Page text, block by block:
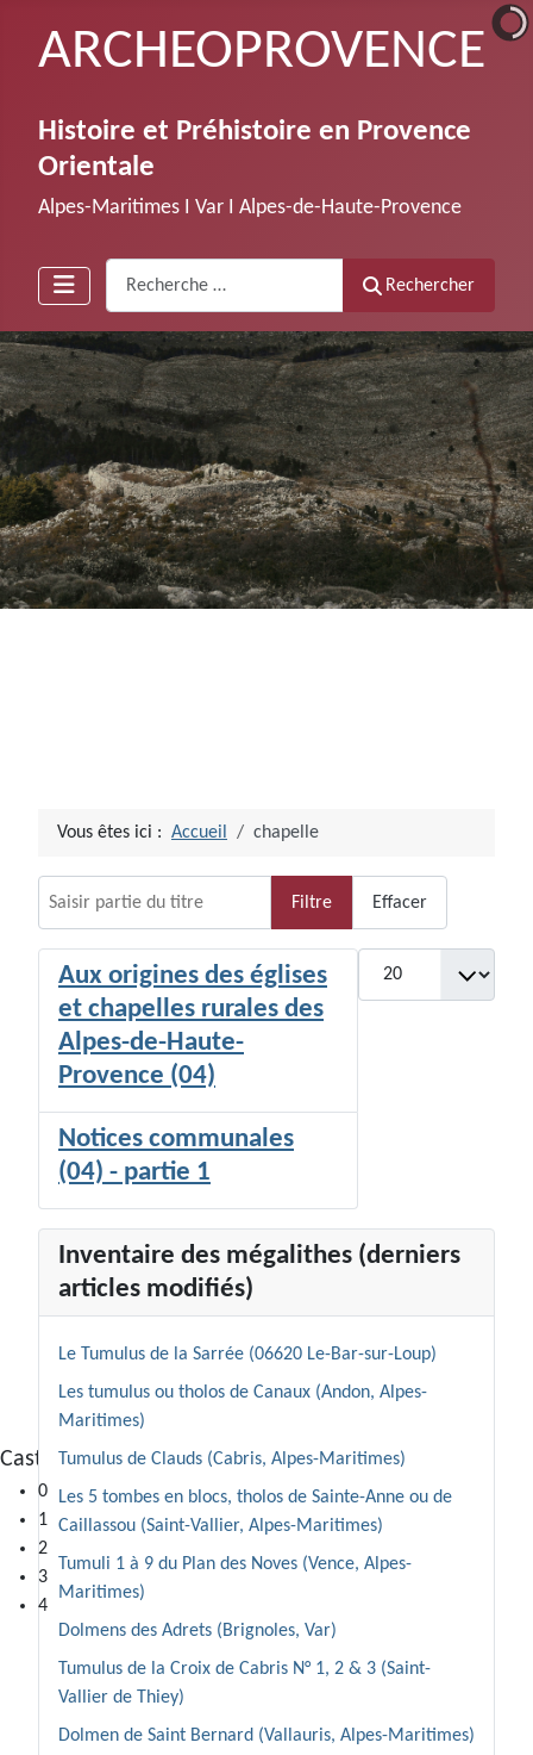
ARCHEOPROVENCE
Histoire et Préhistoire en Provence
Orientale
Alpes-Maritimes Ι Var Ι Alpes-de-Haute-Provence
Rechercher
Castellaras de la Malle (Saint-Vallier-de-Thiey)
0
1
2
3
4
Vous êtes ici : Accueil chapelle
Filtre Effacer
Afficher #
Aux origines des églises
et chapelles rurales des
Alpes-de-Haute-
Provence (04)
Notices communales
(04) - partie 1
Inventaire des mégalithes (derniers
articles modifiés)
Le Tumulus de la Sarrée (06620 Le-Bar-sur-Loup)
Les tumulus ou tholos de Canaux (Andon, Alpes-
Maritimes)
Tumulus de Clauds (Cabris, Alpes-Maritimes)
Les 5 tombes en blocs, tholos de Sainte-Anne ou de
Caillassou (Saint-Vallier, Alpes-Maritimes)
Tumuli 1 à 9 du Plan des Noves (Vence, Alpes-
Maritimes)
Dolmens des Adrets (Brignoles, Var)
Tumulus de la Croix de Cabris N° 1, 2 & 3 (Saint-
Vallier de Thiey)
Dolmen de Saint Bernard (Vallauris, Alpes-Maritimes)